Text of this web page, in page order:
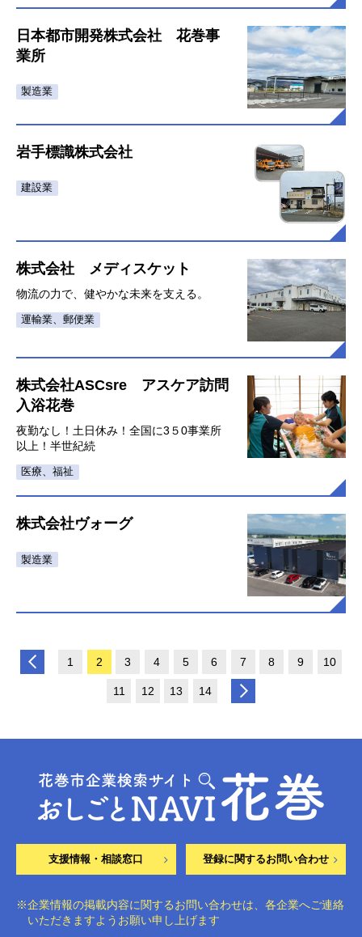
日本都市開発株式会社 花巻事
業所
製造業
岩手標識株式会社
建設業
株式会社 メディスケット
物流の力で、健やかな未来を支える。
運輸業、郵便業
株式会社ASCsre アスケア訪問
入浴花巻
夜勤なし！土日休み！全国に3５0事業所
以上！半世紀続
医療、福祉
株式会社ヴォーグ
製造業
1 2 3 4 5 6 7 8 9 10
11 12 13 14
支援情報・相談窓口 登録に関するお問い合わせ
※企業情報の掲載内容に関するお問い合わせは、各企業へご連絡
いただきますようお願い申し上げます